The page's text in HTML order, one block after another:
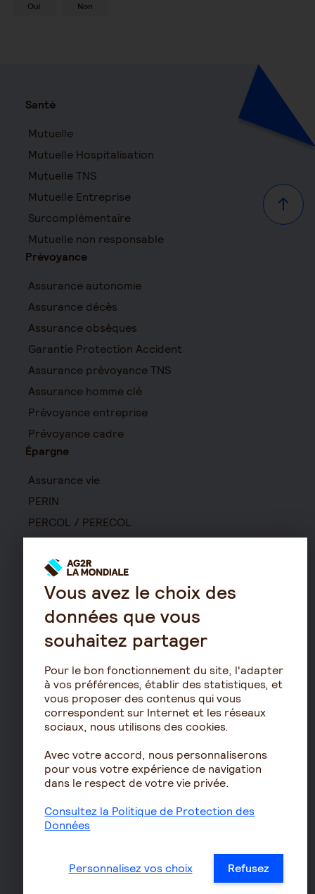
Oui Non
Haut
Santé
Mutuelle
Mutuelle Hospitalisation
Mutuelle TNS
Mutuelle Entreprise
Surcomplémentaire
Mutuelle non responsable
Prévoyance
Assurance autonomie
Assurance décès
Assurance obsèques
Garantie Protection Accident
Assurance prévoyance TNS
Assurance homme clé
Prévoyance entreprise
Prévoyance cadre
Épargne
Assurance vie
PERIN
PERCOL / PERECOL
PEE
Contrat de capitalisation
Rente viagère
Retraite
Résidence avec services
pour seniors
Le fonctionnement de
la retraite
Les démarches de départ
Le calcul de la retraite
Les déclarations sociales
Assurances de biens
Assurance habitation
Vous avez le choix des
données que vous
souhaitez partager
Pour le bon fonctionnement du site, l'adapter
à vos préférences, établir des statistiques, et
vous proposer des contenus qui vous
correspondent sur Internet et les réseaux
sociaux, nous utilisons des cookies.
Avec votre accord, nous personnaliserons
pour vous votre expérience de navigation
dans le respect de votre vie privée.
Consultez la Politique de Protection des
Données
Personnalisez vos choix Refusez